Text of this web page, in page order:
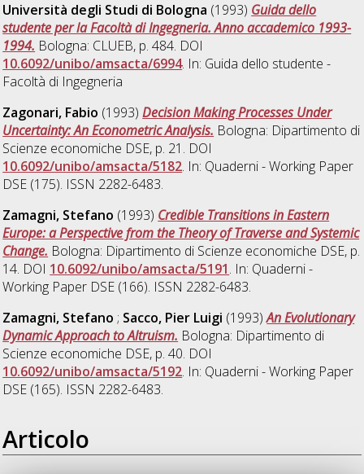
Università degli Studi di Bologna (1993) Guida dello
studente per la Facoltà di Ingegneria. Anno accademico 1993-
1994. Bologna: CLUEB, p. 484. DOI
10.6092/unibo/amsacta/6994. In: Guida dello studente -
Facoltà di Ingegneria
Zagonari, Fabio (1993)Decision Making Processes Under
Uncertainty: An Econometric Analysis. Bologna: Dipartimento di
Scienze economiche DSE, p. 21. DOI
10.6092/unibo/amsacta/5182. In: Quaderni - Working Paper
DSE (175). ISSN 2282-6483.
Zamagni, Stefano (1993) Credible Transitions in Eastern
Europe: a Perspective from the Theory of Traverse and Systemic
Change. Bologna: Dipartimento di Scienze economiche DSE, p.
14. DOI 10.6092/unibo/amsacta/5191. In: Quaderni -
Working Paper DSE (166). ISSN 2282-6483.
Zamagni, Stefano ; Sacco, Pier Luigi (1993)An Evolutionary
Dynamic Approach to Altruism. Bologna: Dipartimento di
Scienze economiche DSE, p. 40. DOI
10.6092/unibo/amsacta/5192. In: Quaderni - Working Paper
DSE (165). ISSN 2282-6483.
Articolo